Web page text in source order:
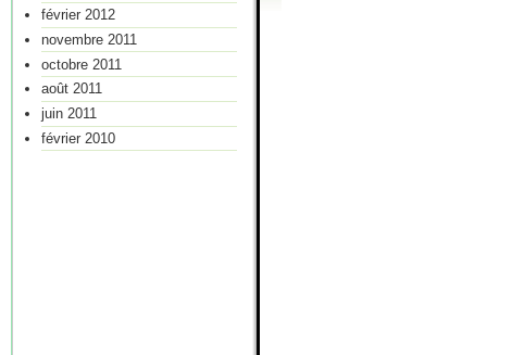
février 2012
novembre 2011
octobre 2011
août 2011
juin 2011
février 2010